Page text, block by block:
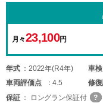
月々23,100円
年式 2022年(R4年) 車検
車両評価点 4.5 修
保証
ロングラン保証付